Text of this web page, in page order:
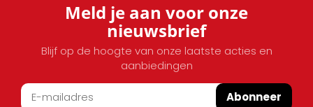
Meld je aan voor onze
nieuwsbrief
Blijf op de hoogte van onze laatste acties en
aanbiedingen
Abonneer